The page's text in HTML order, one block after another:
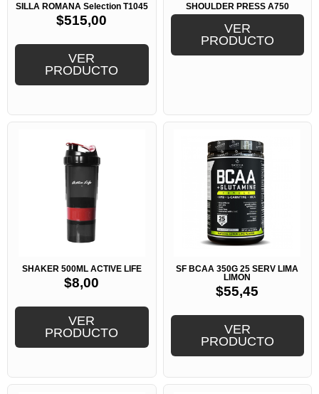
SILLA ROMANA Selection T1045
$515,00
VER
PRODUCTO
SHOULDER PRESS A750
VER
PRODUCTO
SHAKER 500ML ACTIVE LIFE
$8,00
VER
PRODUCTO
SF BCAA 350G 25 SERV LIMA
LIMON
$55,45
VER
PRODUCTO